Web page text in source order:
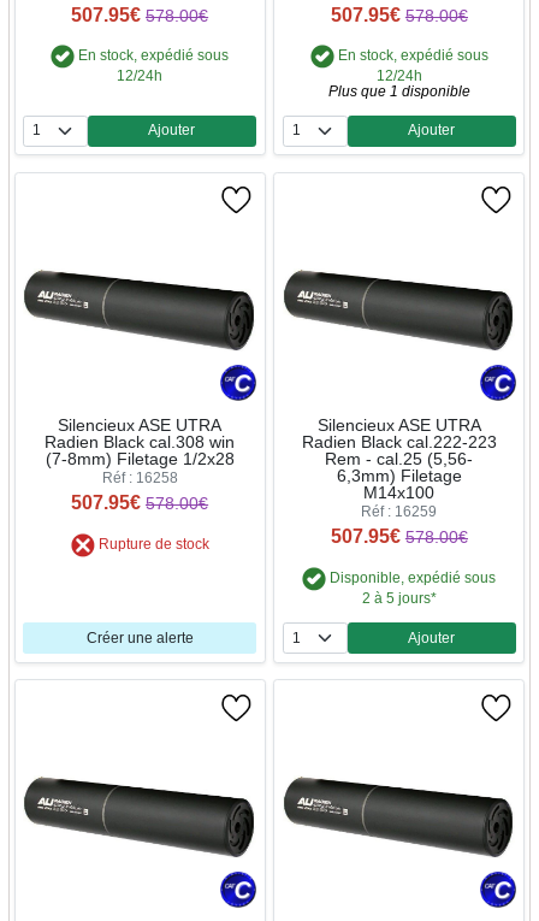
507.95€ 578.00€
En stock, expédié sous
12/24h
Quantité
Ajouter
507.95€ 578.00€
En stock, expédié sous
12/24h
Plus que 1 disponible
Quantité
Ajouter
Silencieux ASE UTRA
Radien Black cal.308 win
(7-8mm) Filetage 1/2x28
Réf : 16258
507.95€ 578.00€
Rupture de stock
Créer une alerte
Silencieux ASE UTRA
Radien Black cal.222-223
Rem - cal.25 (5,56-
6,3mm) Filetage
M14x100
Réf : 16259
507.95€ 578.00€
Disponible, expédié sous
2 à 5 jours*
Quantité
Ajouter